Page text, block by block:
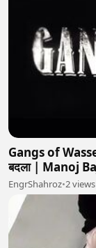
Gangs of
बदला | Manoj
EngrShahroz•2 views